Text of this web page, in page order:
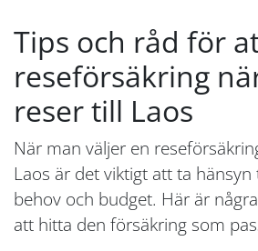
Tips och råd för
reseförsäkring
reser till Laos
När man väljer en
Laos är det viktigt att ta hänsyn
behov och budget. Här är
att hitta den försäkring som